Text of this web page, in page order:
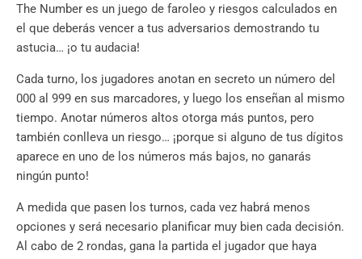
The Number es un juego de faroleo y riesgos calculados en
el que deberás vencer a tus adversarios demostrando tu
astucia… ¡o tu audacia!
Cada turno, los jugadores anotan en secreto un número del
000 al 999 en sus marcadores, y luego los enseñan al mismo
tiempo. Anotar números altos otorga más puntos, pero
también conlleva un riesgo… ¡porque si alguno de tus dígitos
aparece en uno de los números más bajos, no ganarás
ningún punto!
A medida que pasen los turnos, cada vez habrá menos
opciones y será necesario planificar muy bien cada decisión.
Al cabo de 2 rondas, gana la partida el jugador que haya